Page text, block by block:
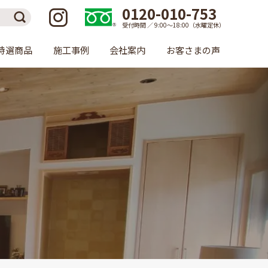
0120-010-753
受付時間 ／ 9:00〜18:00（水曜定休）
選商品 施工事例 会社案内 お客さまの声